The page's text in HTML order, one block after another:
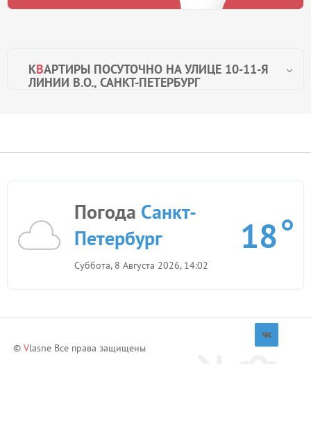
КВАРТИРЫ ПОСУТОЧНО НА УЛИЦЕ 10-11-Я
ЛИНИИ В.О., САНКТ-ПЕТЕРБУРГ
Погода Санкт-
Петербург
Суббота, 8 Августа 2026, 14:02
18
© Vlasne Все права защищены